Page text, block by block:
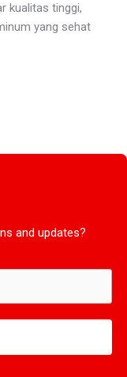
kualitas tinggi,
yang sehat
and updates?